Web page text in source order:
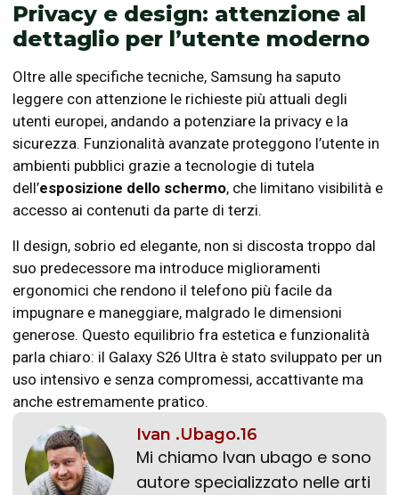
Privacy e design: attenzione al
dettaglio per l’utente moderno
Oltre alle specifiche tecniche, Samsung ha saputo
leggere con attenzione le richieste più attuali degli
utenti europei, andando a potenziare la privacy e la
sicurezza. Funzionalità avanzate proteggono l’utente in
ambienti pubblici grazie a tecnologie di tutela
dell’esposizione dello schermo, che limitano visibilità e
accesso ai contenuti da parte di terzi.
Il design, sobrio ed elegante, non si discosta troppo dal
suo predecessore ma introduce miglioramenti
ergonomici che rendono il telefono più facile da
impugnare e maneggiare, malgrado le dimensioni
generose. Questo equilibrio fra estetica e funzionalità
parla chiaro: il Galaxy S26 Ultra è stato sviluppato per un
uso intensivo e senza compromessi, accattivante ma
anche estremamente pratico.
Ivan .Ubago.16
Mi chiamo Ivan ubago e sono
autore specializzato nelle arti